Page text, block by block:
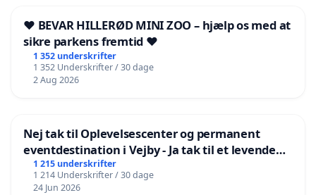
❤️ BEVAR HILLERØD MINI ZOO – hjælp os med at
sikre parkens fremtid ❤️
1 352 underskrifter
1 352 Underskrifter / 30 dage
2 Aug 2026
Nej tak til Oplevelsescenter og permanent
eventdestination i Vejby - Ja tak til et levende
lokalområde i balance
1 215 underskrifter
1 214 Underskrifter / 30 dage
24 Jun 2026